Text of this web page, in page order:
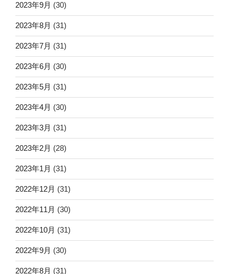
2023年9月 (30)
2023年8月 (31)
2023年7月 (31)
2023年6月 (30)
2023年5月 (31)
2023年4月 (30)
2023年3月 (31)
2023年2月 (28)
2023年1月 (31)
2022年12月 (31)
2022年11月 (30)
2022年10月 (31)
2022年9月 (30)
2022年8月 (31)